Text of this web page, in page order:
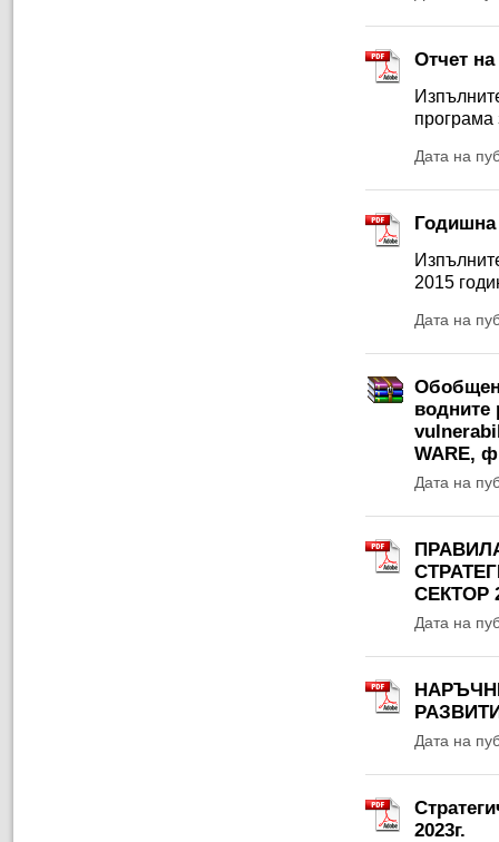
Oтчет
програма
Дата на
Годишна
2015
Дата на
водните
WARE,
Дата на
СЕКТОР
Дата на
Дата на
2023г.